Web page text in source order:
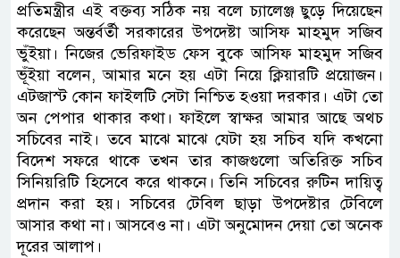
প্রতিমন্ত্রীর এই বক্তব্য সঠিক নয় বলে চ্যালেঞ্জ ছুড়ে দিয়েছেন
করেছেন অন্তর্বর্তী সরকারের উপদেষ্টা আসিফ মাহমুদ সজিব
ভুঁইয়া। নিজের ভেরিফাইড ফেস বুকে আসিফ মাহমুদ সজিব
ভূঁইয়া বলেন, আমার মনে হয় এটা নিয়ে ক্লিয়ারটি প্রয়োজন।
এটজাস্ট কোন ফাইলটি সেটা নিশ্চিত হওয়া দরকার। এটা তো
অন পেপার থাক‍ার কথা। ফাইলে স্বাক্ষর আমার আছে অথচ
সচিবের নাই। তবে মাঝে মাঝে যেটা হয় সচিব যদি কখনো
বিদেশ সফরে থাকে তখন তার কাজগুলো অতিরিক্ত সচিব
সিনিয়রিটি হিসেবে করে থাকনে। তিনি সচিবের রুটিন দায়িত্ব
প্রদান করা হয়। সচিবের টেবিল ছাড়া উপদেষ্টার টেবিলে
আসার কথা না। আসবেও ‍না। এটা অনুমোদন দেয়া তো অনেক
দূরের আলাপ।